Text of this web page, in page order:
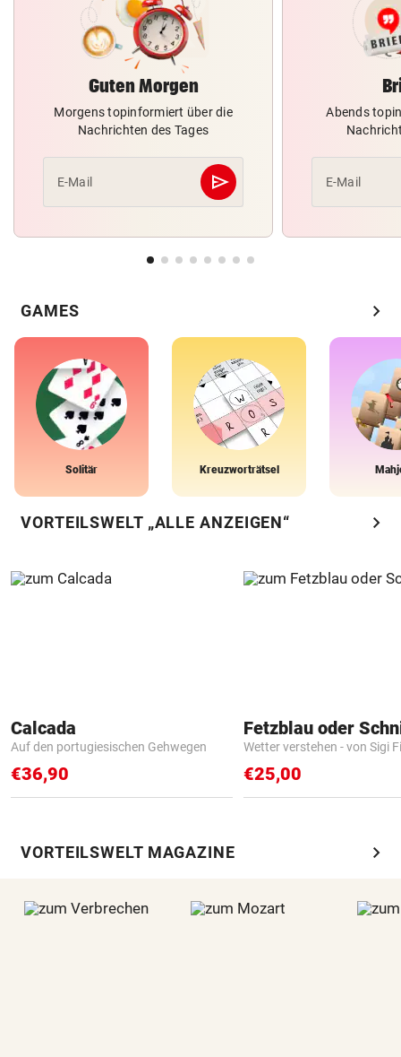
Guten Morgen
Morgens topinformiert über die
Nachrichten des Tages
E-Mail send
Abschicken
Abends
E-Mail
GAMES chevron_right
Solitär Kreuzworträtsel
VORTEILSWELT „ALLE ANZEIGEN“ chevron_right
Calcada
Auf den portugiesischen Gehwegen
€36,90
Fetzblau oder
Wetter verstehen - von Sigi
€25,00
VORTEILSWELT MAGAZINE chevron_right